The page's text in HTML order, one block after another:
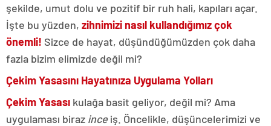
şekilde, umut dolu ve pozitif bir ruh hali, kapıları açar.
İşte bu yüzden, zihnimizi nasıl kullandığımız çok
önemli! Sizce de hayat, düşündüğümüzden çok daha
fazla bizim elimizde değil mi?
Çekim Yasasını Hayatınıza Uygulama Yolları
Çekim Yasası kulağa basit geliyor, değil mi? Ama
uygulaması biraz ince iş. Öncelikle, düşüncelerimizi ve